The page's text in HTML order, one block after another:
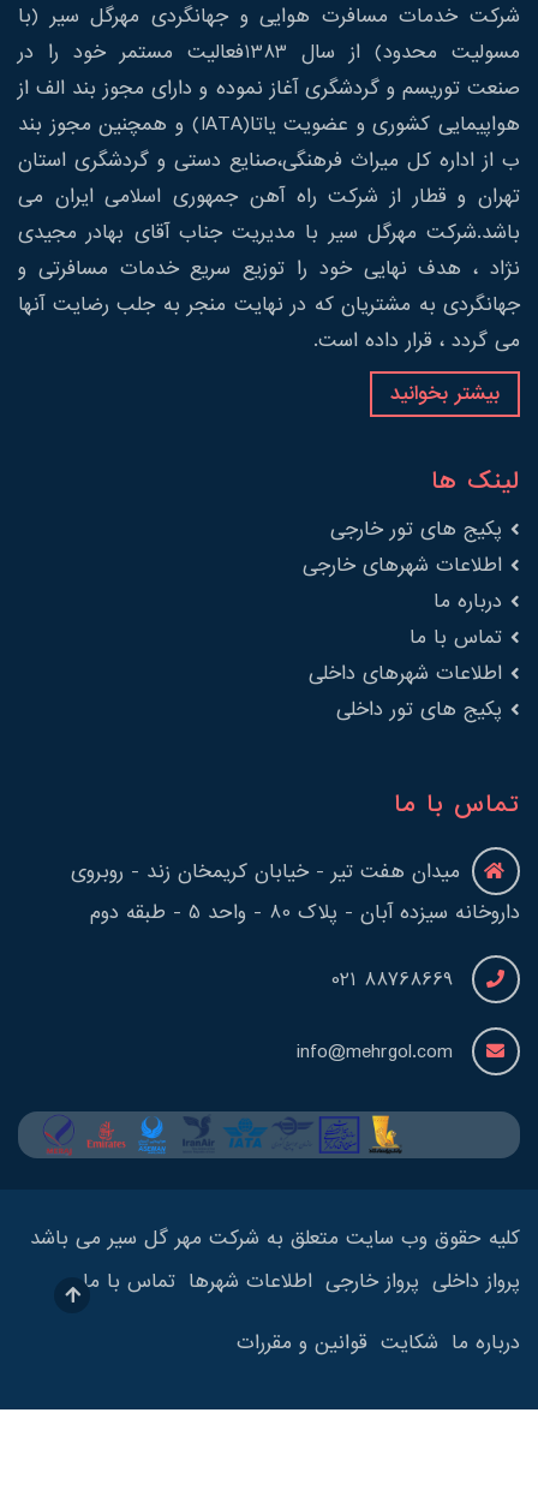
شرکت خدمات مسافرت هوایی و جهانگردی مهرگل سیر (با
مسولیت محدود) از سال 1383فعالیت مستمر خود را در
صنعت توریسم و گردشگری آغاز نموده و دارای مجوز بند الف از
هواپیمایی کشوری و عضویت یاتا(IATA) و همچنین مجوز بند
ب از اداره کل میراث فرهنگی،صنایع دستی و گردشگری استان
تهران و قطار از شرکت راه آهن جمهوری اسلامی ایران می
باشد.شرکت مهرگل سیر با مدیریت جناب آقای بهادر مجیدی
نژاد ، هدف نهایی خود را توزیع سریع خدمات مسافرتی و
جهانگردی به مشتریان که در نهایت منجر به جلب رضایت آنها
می گردد ، قرار داده است.
بیشتر بخوانید
لینک ها
پکیج های تور خارجی
اطلاعات شهرهای خارجی
درباره ما
تماس با ما
اطلاعات شهرهای داخلی
پکیج های تور داخلی
تماس با ما
میدان هفت تیر - خیابان کریمخان زند - روبروی
داروخانه سیزده آبان - پلاک 80 - واحد 5 - طبقه دوم
88768669 021
info@mehrgol.com
کلیه حقوق وب سایت متعلق به شرکت مهر گل سیر می باشد
پرواز داخلی پرواز خارجی اطلاعات شهرها تماس با ما
درباره ما شکایت قوانین و مقررات